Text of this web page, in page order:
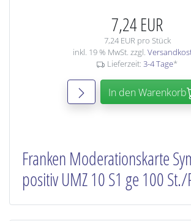
7,24 EUR
7,24 EUR pro Stück
inkl. 19 % MwSt. zzgl.
Lieferzeit: 3-4 Tage*
In den Warenkorb
Franken Moderationskarte
positiv UMZ 10 S1 ge 100 St./